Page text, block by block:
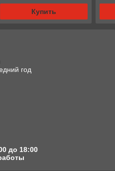
Купить
год
до 18:00